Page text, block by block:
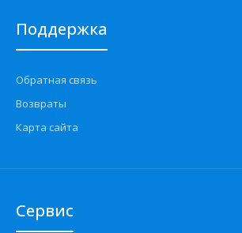
Поддержка
Обратная связь
Возвраты
Карта сайта
Сервис